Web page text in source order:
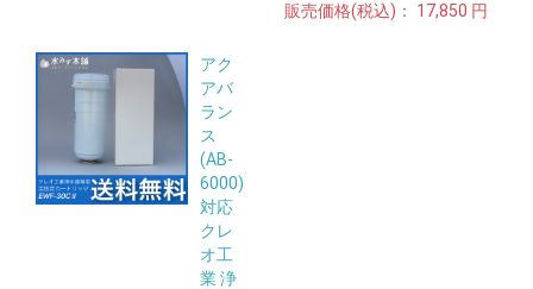
販売価格(税込)：
17,850 円
アク
アバ
ラン
ス
(AB-
6000)
対応
クレ
オ工
業 浄